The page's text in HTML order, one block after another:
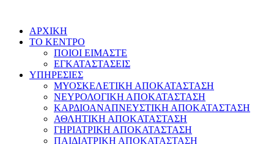
ΑΡΧΙΚΗ
ΤΟ ΚΕΝΤΡΟ
ΠΟΙΟΙ ΕΙΜΑΣΤΕ
ΕΓΚΑΤΑΣΤΑΣΕΙΣ
ΥΠΗΡΕΣΙΕΣ
ΜΥΟΣΚΕΛΕΤΙΚΗ ΑΠΟΚΑΤΑΣΤΑΣΗ
ΝΕΥΡΟΛΟΓΙΚΗ ΑΠΟΚΑΤΑΣΤΑΣΗ
ΚΑΡΔΙΟΑΝΑΠΝΕΥΣΤΙΚΗ ΑΠΟΚΑΤΑΣΤΑΣΗ
ΑΘΛΗΤΙΚΗ ΑΠΟΚΑΤΑΣΤΑΣΗ
ΓΗΡΙΑΤΡΙΚΗ ΑΠΟΚΑΤΑΣΤΑΣΗ
ΠΑΙΔΙΑΤΡΙΚΗ ΑΠΟΚΑΤΑΣΤΑΣΗ